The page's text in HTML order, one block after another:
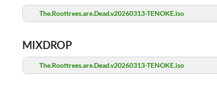
The.Roottrees.are.Dead.v20260313-TENOKE.iso
MIXDROP
The.Roottrees.are.Dead.v20260313-TENOKE.iso